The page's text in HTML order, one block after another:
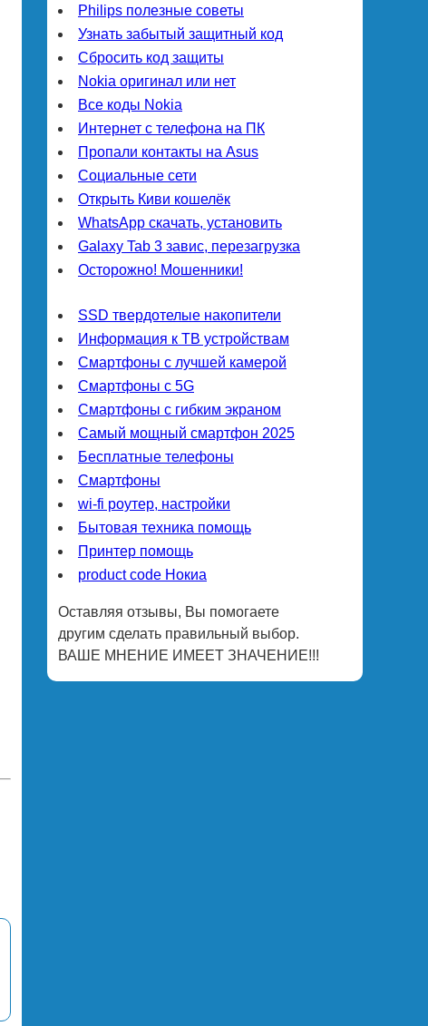
Philips полезные советы
Узнать забытый защитный код
Сбросить код защиты
Nokia оригинал или нет
Все коды Nokia
Интернет с телефона на ПК
Пропали контакты на Asus
Социальные сети
Открыть Киви кошелёк
WhatsApp скачать, установить
Galaxy Tab 3 завис, перезагрузка
Осторожно! Мошенники!
SSD твердотелые накопители
Информация к ТВ устройствам
Смартфоны с лучшей камерой
Смартфоны с 5G
Смартфоны с гибким экраном
Самый мощный смартфон 2025
Бесплатные телефоны
Смартфоны
wi-fi роутер, настройки
Бытовая техника помощь
Принтер помощь
product code Нокиа
Оставляя отзывы, Вы помогаете
другим сделать правильный выбор.
ВАШЕ МНЕНИЕ ИМЕЕТ ЗНАЧЕНИЕ!!!